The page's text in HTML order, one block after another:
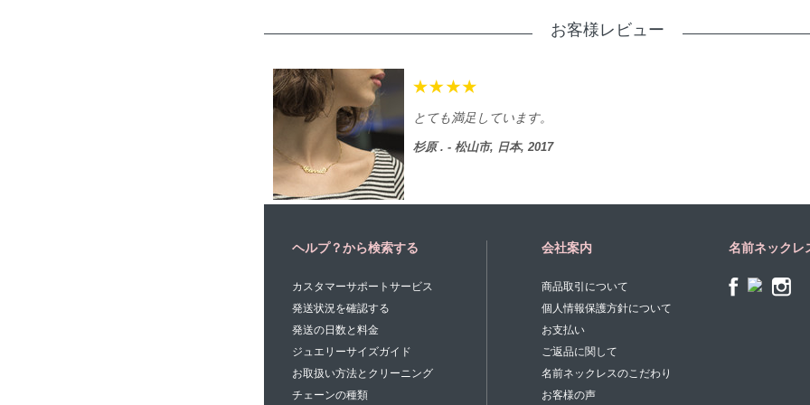
お客様レビュー
とても満足しています。
杉原 . - 松山市, 日本, 2017
ヘルプ？から検索する
カスタマーサポートサービス
発送状況を確認する
発送の日数と料金
ジュエリーサイズガイド
お取扱い方法とクリーニング
チェーンの種類
会社案内
商品取引について
個人情報保護方針について
お支払い
ご返品に関して
名前ネックレスのこだわり
お客様の声
名前ネックレ